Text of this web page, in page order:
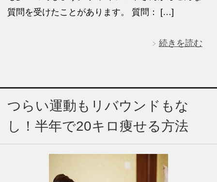
質問を受けたことがあります。 質問： […]
続きを読む
つらい運動もリバウンドもな
し！半年で20キロ痩せる方法